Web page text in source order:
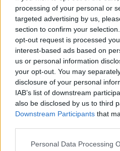
processing of your personal or
targeted advertising by us,
section to confirm your
opt-out request is processed
interest-based ads based on
us or personal information
your opt-out. You may
disclosure of your personal
IAB’s list of downstream
also be disclosed by us to third
Downstream Participants that
Personal Data Processing
του Δήμου Φυλής.
Υπενθυμίζεται πως
πόροι 21 εκατ.
Ανάκαμψης, προς τις
περιοχή του
μεταφορικές
μετεγκατάστασή
Φυλής.